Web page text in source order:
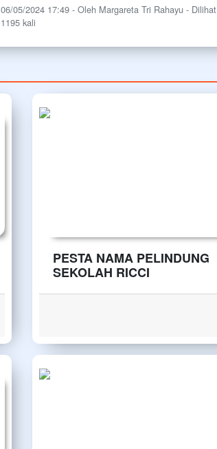
06/05/2024 17:49 - Oleh Margareta Tri Rahayu - Dilihat
1195 kali
PESTA NAMA PELINDUNG
SEKOLAH RICCI